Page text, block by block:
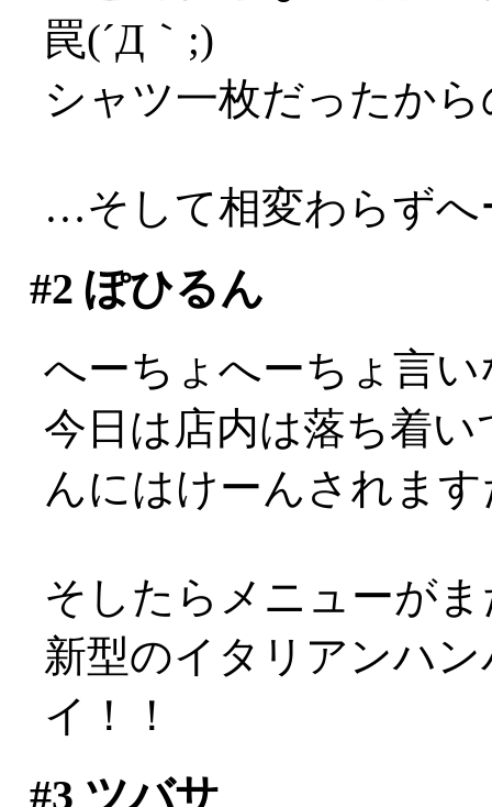
罠(´Д｀;)
シャツ一枚だったから
…そして相変わらずへ
#2 ぽひるん
へーちょへーちょ言
今日は店内は落ち着
んにはけーんされます
そしたらメニューが
新型のイタリアンハ
イ！！
#3 ツバサ